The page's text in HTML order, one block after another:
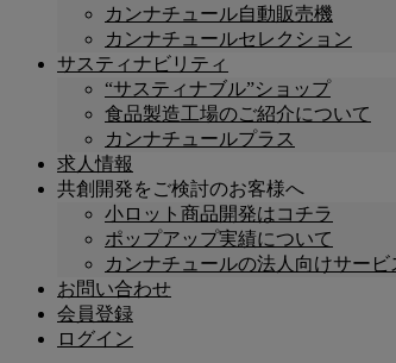
カンナチュール自動販売機
カンナチュールセレクション
サスティナビリティ
“サスティナブル”ショップ
食品製造工場のご紹介について
カンナチュールプラス
求人情報
共創開発をご検討のお客様へ
小ロット商品開発はコチラ
ポップアップ実績について
カンナチュールの法人向けサービ
お問い合わせ
会員登録
ログイン